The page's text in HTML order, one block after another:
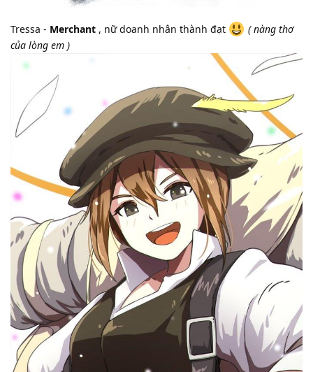
Tressa - Merchant , nữ doanh nhân thành đạt
( nàng thơ
của lòng em )